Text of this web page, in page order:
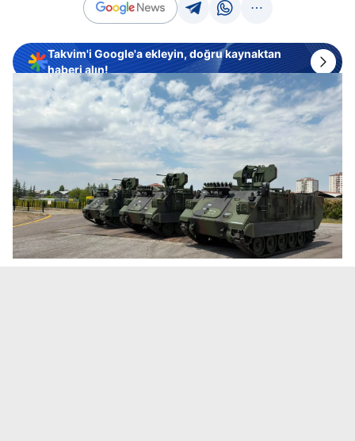
Takvim'i Google'a ekleyin, doğru kaynaktan
haberi alın!